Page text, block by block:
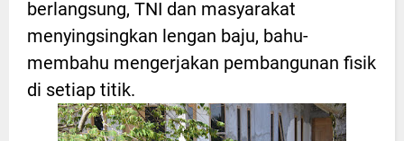
berlangsung, TNI dan masyarakat
menyingsingkan lengan baju, bahu-
membahu mengerjakan pembangunan fisik
di setiap titik.